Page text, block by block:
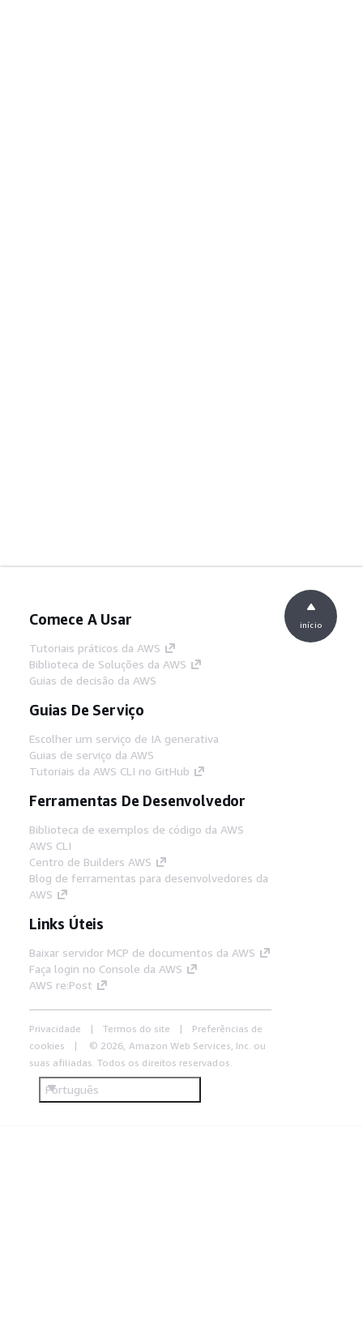
Comece A Usar
Tutoriais práticos da AWS
Biblioteca de Soluções da AWS
Guias de decisão da AWS
Guias De Serviço
Escolher um serviço de IA generativa
Guias de serviço da AWS
Tutoriais da AWS CLI no GitHub
Ferramentas De Desenvolvedor
Biblioteca de exemplos de código da AWS
AWS CLI
Centro de Builders AWS
Blog de ferramentas para desenvolvedores da
AWS
Links Úteis
Baixar servidor MCP de documentos da AWS
Faça login no Console da AWS
AWS re:Post
Privacidade Termos do site
Preferências de
cookies
© 2026, Amazon Web Services, Inc. ou
suas afiliadas. Todos os direitos reservados.
Português
início